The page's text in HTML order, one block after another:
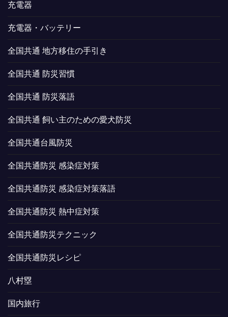
充電器
充電器・バッテリー
全国共通 地方移住の手引き
全国共通 防災習慣
全国共通 防災落語
全国共通 飼い主のための愛犬防災
全国共通台風防災
全国共通防災 感染症対策
全国共通防災 感染症対策落語
全国共通防災 熱中症対策
全国共通防災テクニック
全国共通防災レシピ
八村塁
国内旅行